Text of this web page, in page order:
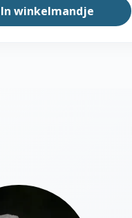
In winkelmandje